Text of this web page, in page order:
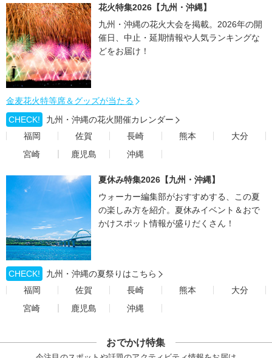
花火特集2026【九州・沖縄】
九州・沖縄の花火大会を掲載。2026年の開
催日、中止・延期情報や人気ランキングな
どをお届け！
金麦花火特等席＆グッズが当たる
CHECK!
九州・沖縄の花火開催カレンダー
福岡
佐賀 長崎 熊本
大分
宮崎
鹿児島 沖縄
夏休み特集2026【九州・沖縄】
ウォーカー編集部がおすすめする、この夏
の楽しみ方を紹介。夏休みイベント＆おで
かけスポット情報が盛りだくさん！
CHECK!
九州・沖縄の夏祭りはこちら
福岡
佐賀 長崎 熊本
大分
宮崎
鹿児島 沖縄
おでかけ特集